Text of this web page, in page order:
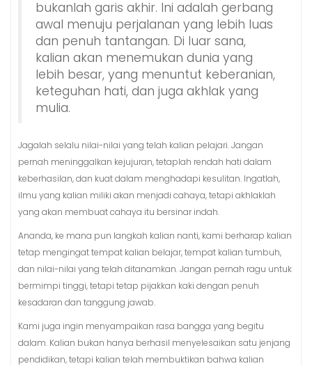
bukanlah garis akhir. Ini adalah gerbang
awal menuju perjalanan yang lebih luas
dan penuh tantangan. Di luar sana,
kalian akan menemukan dunia yang
lebih besar, yang menuntut keberanian,
keteguhan hati, dan juga akhlak yang
mulia.
Jagalah selalu nilai-nilai yang telah kalian pelajari. Jangan
pernah meninggalkan kejujuran, tetaplah rendah hati dalam
keberhasilan, dan kuat dalam menghadapi kesulitan. Ingatlah,
ilmu yang kalian miliki akan menjadi cahaya, tetapi akhlaklah
yang akan membuat cahaya itu bersinar indah.
Ananda, ke mana pun langkah kalian nanti, kami berharap kalian
tetap mengingat tempat kalian belajar, tempat kalian tumbuh,
dan nilai-nilai yang telah ditanamkan. Jangan pernah ragu untuk
bermimpi tinggi, tetapi tetap pijakkan kaki dengan penuh
kesadaran dan tanggung jawab.
Kami juga ingin menyampaikan rasa bangga yang begitu
dalam. Kalian bukan hanya berhasil menyelesaikan satu jenjang
pendidikan, tetapi kalian telah membuktikan bahwa kalian